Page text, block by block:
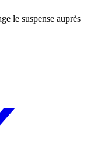
le suspense auprès